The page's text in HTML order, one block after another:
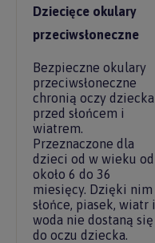
Dziecięce okulary
przeciwsłoneczne
Bezpieczne okulary
przeciwsłoneczne
chronią oczy dziecka
przed słońcem i
wiatrem.
Przeznaczone dla
dzieci od w wieku od
około 6 do 36
miesięcy. Dzięki nim
słońce, piasek, wiatr i
woda nie dostaną się
do oczu dziecka.